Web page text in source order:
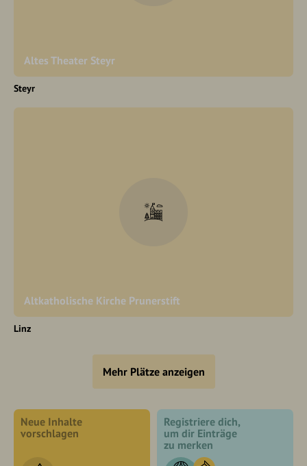
Altes Theater Steyr
Steyr
Altkatholische Kirche Prunerstift
Linz
Mehr Plätze anzeigen
Neue Inhalte
vorschlagen
Registriere dich,
um dir Einträge
zu merken